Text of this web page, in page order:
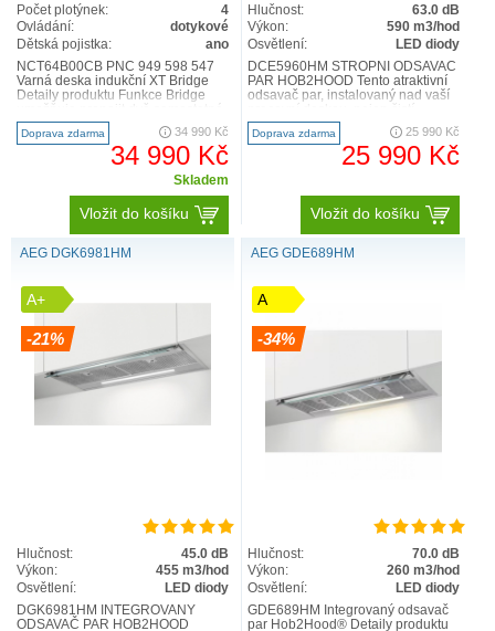
Technologie Breeze zajistí dokonalé a jedinečně tiché
odsávání nežádoucích pachů. Udrží tak vaši kuchyň stále
svěží.
Počet plotýnek:
4
Ovládání:
dotykové
Dětská pojistka:
ano
NCT64B00CB PNC 949 598 547
Varná deska indukční XT Bridge
Detaily produktu Funkce Bridge
varné zóny a vytvořit ..
Doprava zdarma 34 990 Kč
34 990 Kč
Skladem
Vložit do košíku
Hlučnost:
63.0 dB
Výkon:
590 m3/hod
Osvětlení:
LED diody
DCE5960HM STROPNÍ ODSAVAČ
PAR HOB2HOOD Tento atraktivní
odsavač par, instalovaný nad vaší
vzduch v kuchyni, ale také ..
Doprava zdarma 25 990 Kč
25 990 Kč
Vložit do košíku
AEG DGK6981HM
A+
-21%
Hlučnost:
45.0 dB
Výkon:
455 m3/hod
Osvětlení:
LED diody
DGK6981HM INTEGROVANÝ
ODSAVAČ PAR HOB2HOOD
AEG GDE689HM
A
-34%
Hlučnost:
70.0 dB
Výkon:
260 m3/hod
Osvětlení:
LED diody
GDE689HM Integrovaný odsavač
par Hob2Hood® Detaily produktu